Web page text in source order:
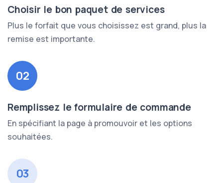
Choisir le bon paquet de services
Plus le forfait que vous choisissez est grand, plus la
remise est importante.
02
Remplissez le formulaire de commande
En spécifiant la page à promouvoir et les options
souhaitées.
03